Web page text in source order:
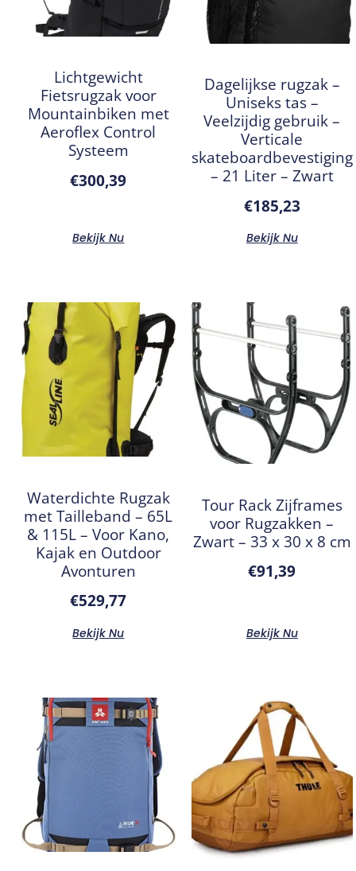
Lichtgewicht
Fietsrugzak voor
Mountainbiken met
Aeroflex Control
Systeem
€300,39
Bekijk Nu
Dagelijkse rugzak –
Uniseks tas –
Veelzijdig gebruik –
Verticale
skateboardbevestiging
– 21 Liter – Zwart
€185,23
Bekijk Nu
Waterdichte Rugzak
met Tailleband – 65L
& 115L – Voor Kano,
Kajak en Outdoor
Avonturen
€529,77
Bekijk Nu
Tour Rack Zijframes
voor Rugzakken –
Zwart – 33 x 30 x 8 cm
€91,39
Bekijk Nu